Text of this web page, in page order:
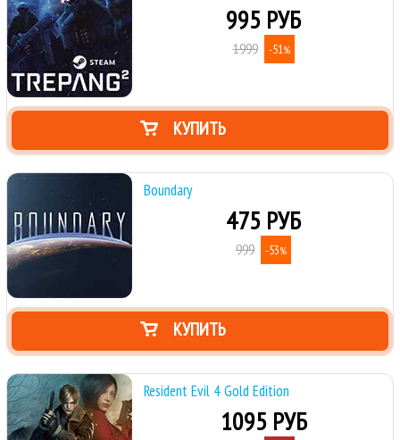
995 РУБ
1999 -51%
КУПИТЬ
Boundary
475 РУБ
999 -53%
КУПИТЬ
Resident Evil 4 Gold Edition
1095 РУБ